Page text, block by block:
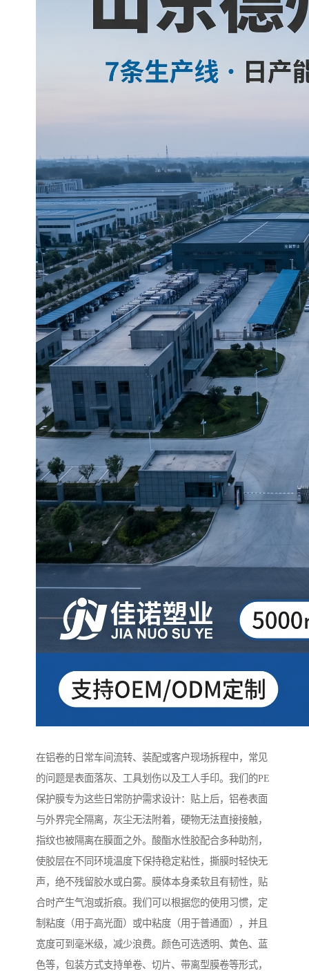
在铝卷的日常车间流转、装配或客户现场拆程中，常见
的问题是表面落灰、工具划伤以及工人手印。我们的PE
保护膜专为这些日常防护需求设计：贴上后，铝卷表面
与外界完全隔离，灰尘无法附着，硬物无法直接接触，
指纹也被隔离在膜面之外。酸酯水性胶配合多种助剂，
使胶层在不同环境温度下保持稳定粘性，撕膜时轻快无
声，绝不残留胶水或白雾。膜体本身柔软且有韧性，贴
合时产生气泡或折痕。我们可以根据您的使用习惯，定
制粘度（用于高光面）或中粘度（用于普通面），并且
宽度可到毫米级，减少浪费。颜色可选透明、黄色、蓝
色等，包装方式支持单卷、切片、带离型膜卷等形式，